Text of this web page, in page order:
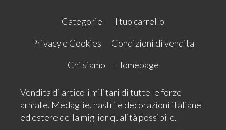
Categorie
Il tuo carrello
Privacy e Cookies
Condizioni di vendita
Chi siamo
Homepage
Vendita di articoli militari di tutte le forze
armate. Medaglie, nastri e decorazioni italiane
ed estere della miglior qualità possibile.